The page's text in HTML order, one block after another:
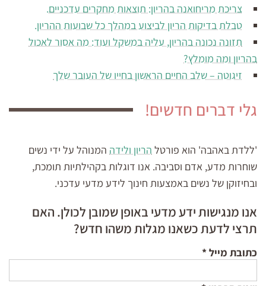
צריכת מריחואנה בהריון: תוצאות מחקרים עדכניים.
טבלת בדיקות הריון לביצוע במהלך כל שבועות ההריון.
תזונה נכונה בהריון, עליה במשקל ועוד: מה אסור לאכול
בהריון ומה מומלץ?
זיגוטה – שלב החיים הראשון בחייו של העובר שלך
גלי דברים חדשים!
'ללדת באהבה' הוא פורטל הריון ולידה המנוהל על ידי נשים
שוחרות מדע, אדם וסביבה. אנו דוגלות בקהילתיות תומכת,
ובחיזוקן של נשים באמצעות חינוך לידע מדעי עדכני.
אנו מנגישות ידע מדעי באופן שמובן לכולן. האם
תרצי לדעת כשאנו מגלות משהו חדש?
כתובת מייל*